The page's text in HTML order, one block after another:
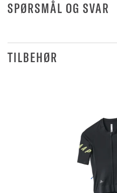
SPØRSMÅL OG SVAR
TILBEHØR